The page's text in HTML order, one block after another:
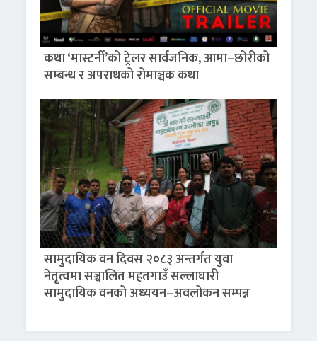
कथा ‘मास्टर्नी’को ट्रेलर सार्वजनिक, आमा–छोरीको
सम्बन्ध र अपराधको रोमाञ्चक कथा
सामुदायिक वन दिवस २०८३ अन्तर्गत युवा
नेतृत्वमा सञ्चालित महतगाउँ सल्लाघारी
सामुदायिक वनको अध्ययन–अवलोकन सम्पन्न